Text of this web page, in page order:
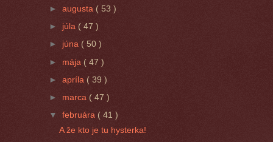
►augusta ( 53 )
► júla ( 47 )
► júna ( 50 )
► mája ( 47 )
►apríla ( 39 )
► marca ( 47 )
▼februára ( 41 )
A že kto je tu hysterka!